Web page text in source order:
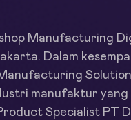
Manufacturing
Dalam
manufaktur yang
Specialist PT